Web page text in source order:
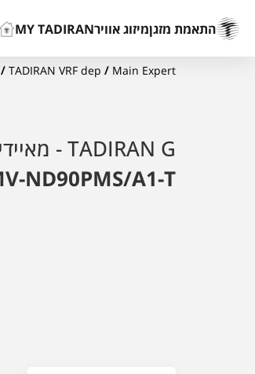
התאמת מזגןמיזוג אווירMY TADIRAN
Main Expert
/
TADIRAN VRF dep
/
TADIRAN G - מאיידים נסתרים
ND90PMS/A1-T